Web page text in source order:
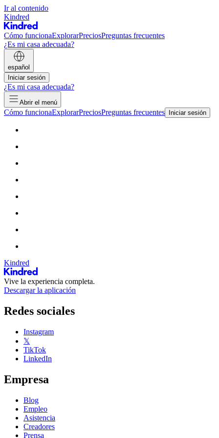
Ir al contenido
Kindred
Cómo funcionaExplorarPreciosPreguntas frecuentes
¿Es mi casa adecuada?
español
Iniciar sesión
¿Es mi casa adecuada?
Abrir el menú
Cómo funcionaExplorarPreciosPreguntas frecuentes Iniciar sesión
Kindred
Vive la experiencia completa.
Descargar la aplicación
Redes sociales
Instagram
𝕏
TikTok
LinkedIn
Empresa
Blog
Empleo
Asistencia
Creadores
Prensa